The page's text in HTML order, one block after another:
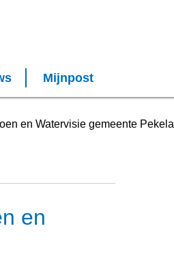
Mijnpost
en Watervisie gemeente Pekela
en